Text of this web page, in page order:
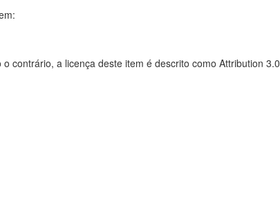
contrário, a licença deste item é descrito como Attribution 3.0